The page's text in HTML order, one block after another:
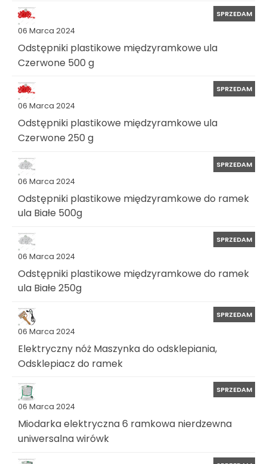
06 Marca 2024
SPRZEDAM
Odstępniki plastikowe międzyramkowe ula
Czerwone 500 g
06 Marca 2024
SPRZEDAM
Odstępniki plastikowe międzyramkowe ula
Czerwone 250 g
06 Marca 2024
SPRZEDAM
Odstępniki plastikowe międzyramkowe do ramek
ula Białe 500g
06 Marca 2024
SPRZEDAM
Odstępniki plastikowe międzyramkowe do ramek
ula Białe 250g
06 Marca 2024
SPRZEDAM
Elektryczny nóż Maszynka do odsklepiania,
Odsklepiacz do ramek
06 Marca 2024
SPRZEDAM
Miodarka elektryczna 6 ramkowa nierdzewna
uniwersalna wirówk